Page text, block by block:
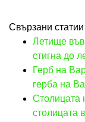
Свързани статии
Летище
стигна до
Герб на
герба на
Столицата
столицата